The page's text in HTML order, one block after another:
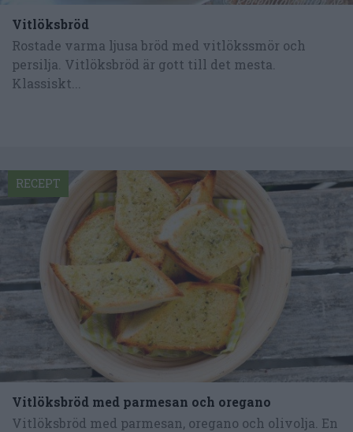
Vitlöksbröd
Rostade varma ljusa bröd med vitlökssmör och
persilja. Vitlöksbröd är gott till det mesta.
Klassiskt...
Vitlöksbröd med parmesan och oregano
Vitlöksbröd med parmesan, oregano och olivolja. En
RECEPT